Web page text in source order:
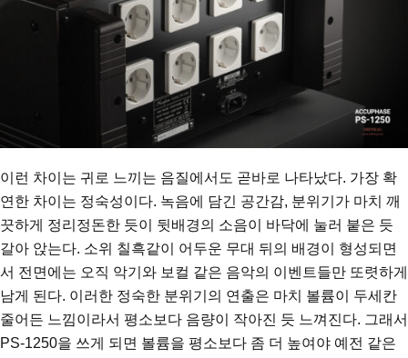
이런 차이는 귀로 느끼는 음질에서도 곧바로 나타났다. 가장 확
연한 차이는 정숙성이다. 녹음에 담긴 공간감, 분위기가 마치 깨
끗하게 정리정돈한 듯이 뒷배경의 소음이 바닥에 눌러 붙은 듯
갈아 앉는다. 소위 칠흑같이 어두운 무대 뒤의 배경이 형성되면
서 전면에는 오직 악기와 보컬 같은 음악의 이벤트들만 또렷하게
남게 된다. 이러한 정숙한 분위기의 연출은 마치 볼륨이 두세칸
줄어든 느낌이라서 평소보다 음량이 작아진 듯 느껴진다. 그래서
PS-1250을 쓰게 되면 볼륨을 평소보다 좀 더 높여야 예전 같은